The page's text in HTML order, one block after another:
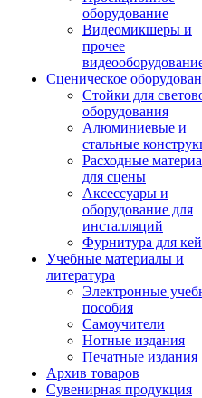
оборудование
Видеомикшеры и
прочее
Сценическое
Стойки для
оборудования
Алюминиевые и
стальные
Расходные
для сцены
Аксессуары и
оборудование для
инсталляций
Фурнитура для
Учебные материалы и
литература
Электронные
пособия
Самоучители
Нотные издания
Печатные издания
Архив товаров
Сувенирная продукция